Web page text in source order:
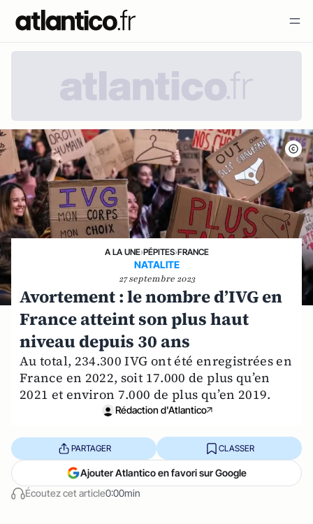
A LA UNE›PÉPITES›FRANCE
NATALITE
27 septembre 2023
Avortement : le nombre d’IVG en
France atteint son plus haut
niveau depuis 30 ans
Au total, 234.300 IVG ont été enregistrées en
France en 2022, soit 17.000 de plus qu’en
2021 et environ 7.000 de plus qu’en 2019.
Rédaction d'Atlantico
Écoutez cet article0:00min
PARTAGER CLASSER
Ajouter Atlantico en favori sur Google